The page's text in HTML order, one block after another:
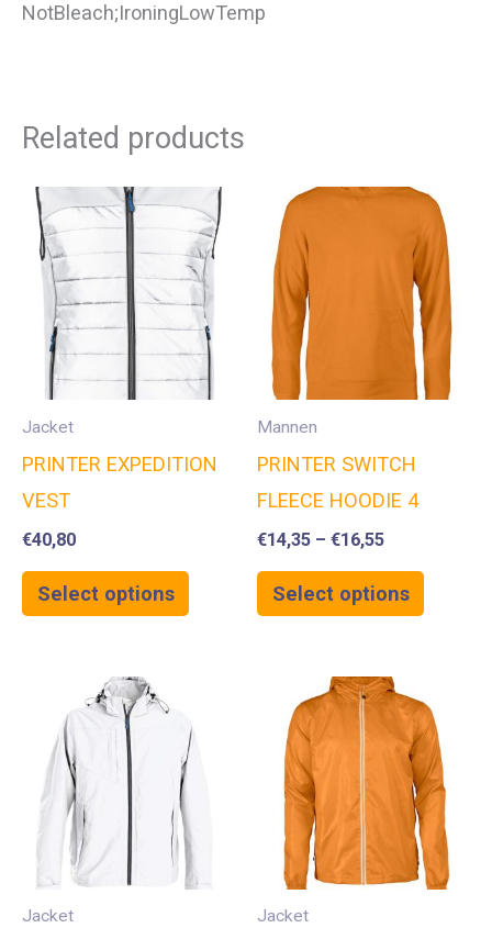
NotBleach;IroningLowTemp
Related products
Jacket
PRINTER EXPEDITION
VEST
€40,80
Select options
Mannen
PRINTER SWITCH
FLEECE HOODIE 4
€14,35 – €16,55
Select options
Jacket Jacket